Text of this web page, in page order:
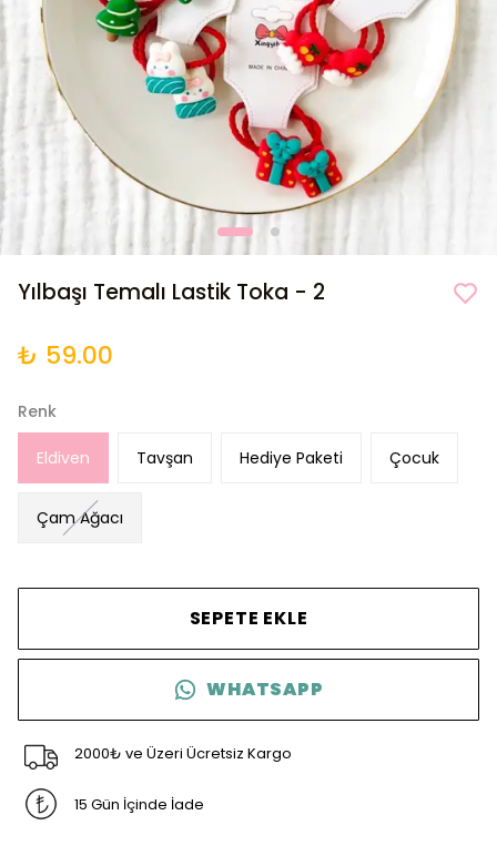
Yılbaşı Temalı Lastik Toka - 2
₺ 59.00
Renk
Eldiven Tavşan Hediye Paketi Çocuk
Çam Ağacı
SEPETE EKLE
WHATSAPP
2000₺ ve Üzeri Ücretsiz Kargo
15 Gün İçinde İade